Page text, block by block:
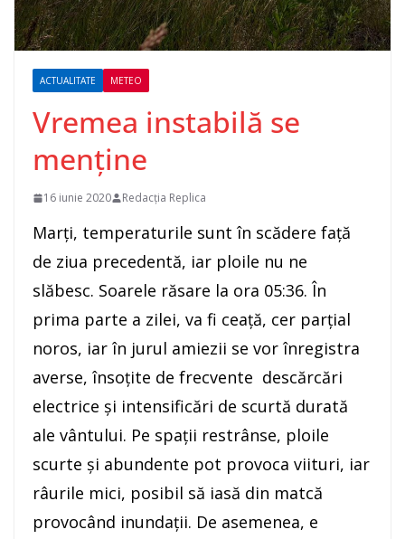
ACTUALITATE METEO
Vremea instabilă se
menține
16 iunie 2020 Redacția Replica
Marți, temperaturile sunt în scădere față
de ziua precedentă, iar ploile nu ne
slăbesc. Soarele răsare la ora 05:36. În
prima parte a zilei, va fi ceață, cer parțial
noros, iar în jurul amiezii se vor înregistra
averse, însoțite de frecvente descărcări
electrice și intensificări de scurtă durată
ale vântului. Pe spații restrânse, ploile
scurte și abundente pot provoca viituri, iar
râurile mici, posibil să iasă din matcă
provocând inundații. De asemenea, e